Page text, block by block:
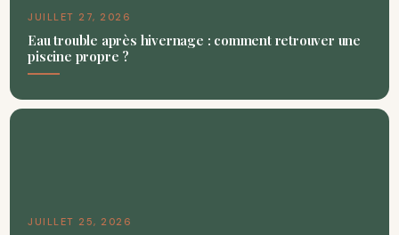
JUILLET 27, 2026
Eau trouble après hivernage : comment retrouver une
piscine propre ?
JUILLET 25, 2026